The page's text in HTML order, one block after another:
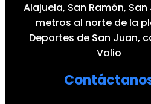
Alajuela, San Ramón,
metros al norte de la
Deportes de San Juan,
Volio